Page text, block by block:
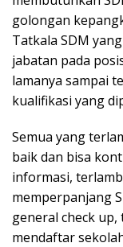
golongan
Tatkala SDM
jabatan pada
lamanya sampai
kualifikasi yang
Semua yang
baik dan bisa
informasi,
memperpanjang
general check
mendaftar